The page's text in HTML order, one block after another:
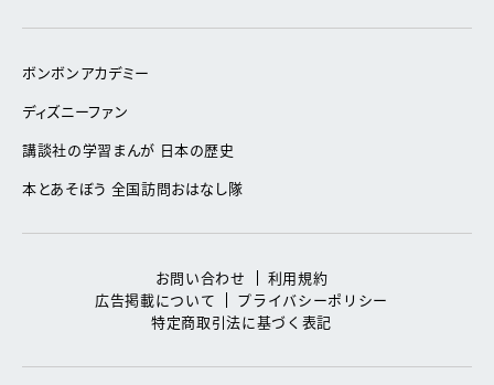
ボンボンアカデミー
ディズニーファン
講談社の学習まんが 日本の歴史
本とあそぼう 全国訪問おはなし隊
お問い合わせ
利用規約
広告掲載について
プライバシーポリシー
特定商取引法に基づく表記